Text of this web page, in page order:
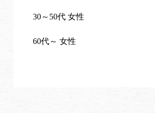
30～50代 女性
60代～ 女性